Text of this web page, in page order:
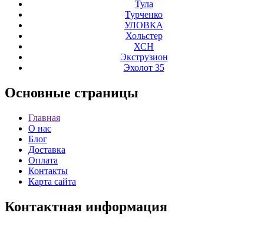
Тула
Турченко
УЛОВКА
Хольстер
ХСН
Экструзион
Эхолот 35
Основные страницы
Главная
О нас
Блог
Доставка
Оплата
Контакты
Карта сайта
Контактная информация